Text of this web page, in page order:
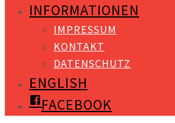
INFORMATIONEN
IMPRESSUM
KONTAKT
DATENSCHUTZ
ENGLISH
FACEBOOK